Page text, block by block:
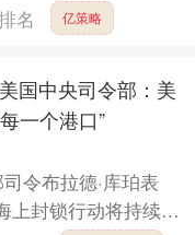
伊朗方面恢复谈
名 亿策略
国中央司令部：美
一个港口”
令布拉德·库珀表
上封锁行动将持续实